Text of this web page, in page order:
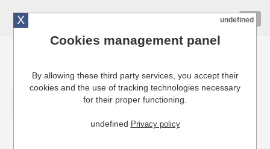
Cuisinresto: Ustensiles de cuisine pour professionnels
X undefined
Cookies management panel
By allowing these third party services, you accept their
cookies and the use of tracking technologies necessary
for their proper functioning.
undefined Privacy policy